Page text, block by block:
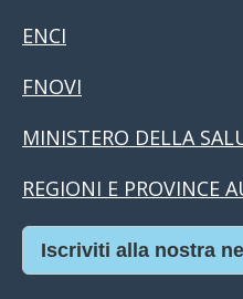
ENCI
FNOVI
MINISTERO DELLA
REGIONI E PROVINCE
Iscriviti alla nostra